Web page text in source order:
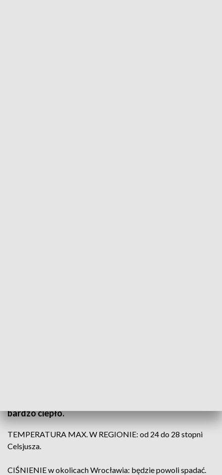
bardzo ciepło.
TEMPERATURA MAX. W REGIONIE: od 24 do 28 stopni
Celsjusza.
CIŚNIENIE w okolicach Wrocławia: będzie powoli spadać.